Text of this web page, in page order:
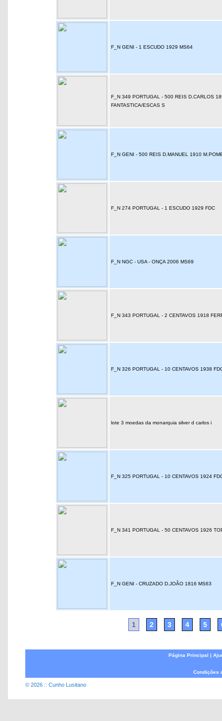
F_N GENI - 1 ESCUDO 1929 MS64
F_N 349 PORTUGAL - 500 REIS D.CARLOS
FANTASTICA/ESCAS S
F_N GENI - 500 REIS D.MANUEL 1910
F_N 274 PORTUGAL - 1 ESCUDO 1929 FDC
F_N NGC - USA - ONÇA 2006 MS69
F_N 343 PORTUGAL - 2 CENTAVOS 1918
F_N 326 PORTUGAL - 10 CENTAVOS 1938
lote 3 moedas da monarquia silver d carlos i
F_N 325 PORTUGAL - 10 CENTAVOS 1924
F_N 341 PORTUGAL - 50 CENTAVOS 1926
F_N GENI - CRUZADO D.JOÃO 1816 MS63
1 2 3 4 5
Página Principal |
Condições
© 2026 :: Cunho Lusitano